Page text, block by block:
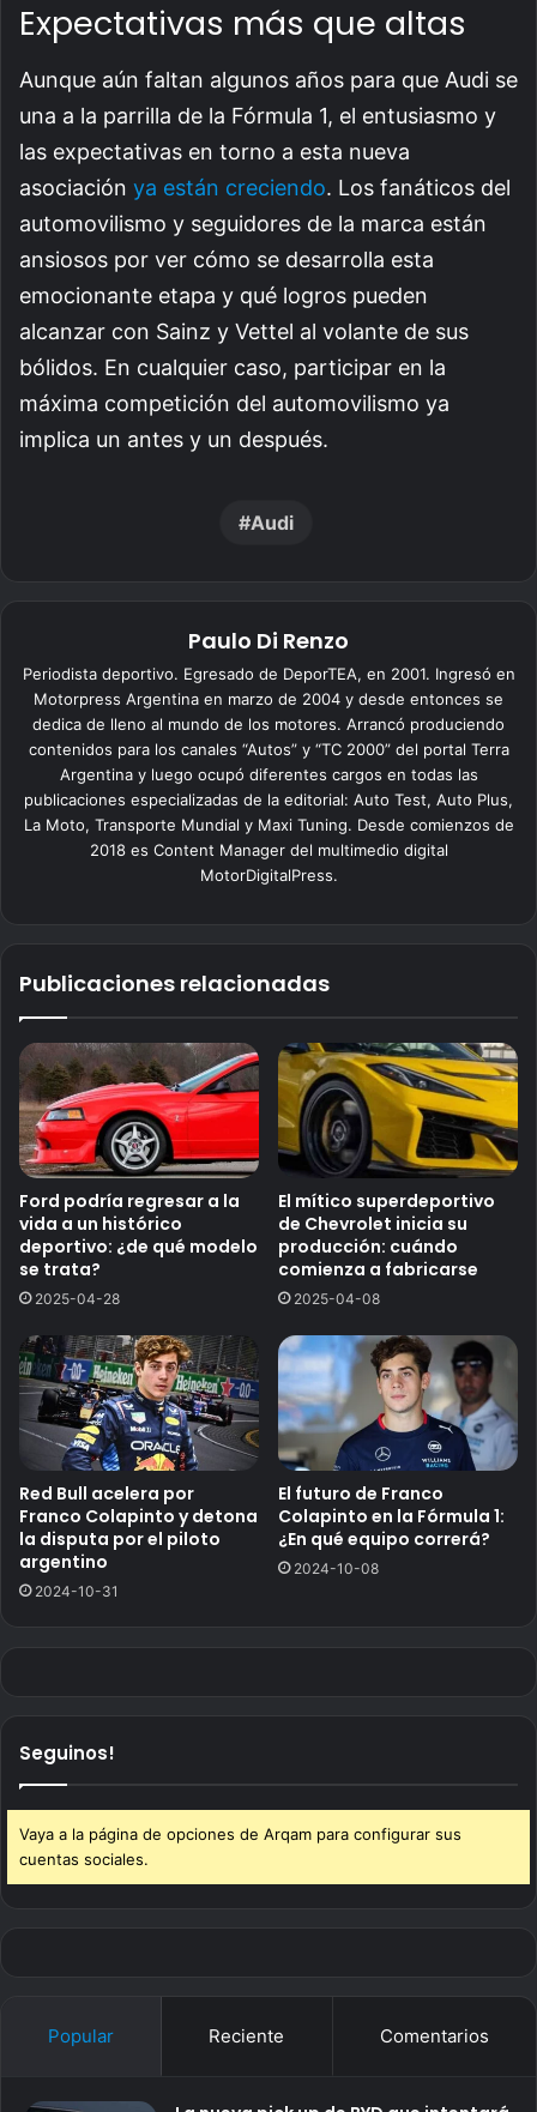
Expectativas más que altas
Aunque aún faltan algunos años para que Audi se
una a la parrilla de la Fórmula 1, el entusiasmo y
las expectativas en torno a esta nueva
asociación ya están creciendo. Los fanáticos del
automovilismo y seguidores de la marca están
ansiosos por ver cómo se desarrolla esta
emocionante etapa y qué logros pueden
alcanzar con Sainz y Vettel al volante de sus
bólidos. En cualquier caso, participar en la
máxima competición del automovilismo ya
implica un antes y un después.
Audi
Paulo Di Renzo
Periodista deportivo. Egresado de DeporTEA, en 2001. Ingresó en
Motorpress Argentina en marzo de 2004 y desde entonces se
dedica de lleno al mundo de los motores. Arrancó produciendo
contenidos para los canales “Autos” y “TC 2000” del portal Terra
Argentina y luego ocupó diferentes cargos en todas las
publicaciones especializadas de la editorial: Auto Test, Auto Plus,
La Moto, Transporte Mundial y Maxi Tuning. Desde comienzos de
2018 es Content Manager del multimedio digital
MotorDigitalPress.
Publicaciones relacionadas
Ford podría regresar a la
vida a un histórico
deportivo: ¿de qué modelo
se trata?
2025-04-28
El mítico superdeportivo
de Chevrolet inicia su
producción: cuándo
comienza a fabricarse
2025-04-08
Red Bull acelera por
Franco Colapinto y detona
la disputa por el piloto
argentino
2024-10-31
El futuro de Franco
Colapinto en la Fórmula 1:
¿En qué equipo correrá?
2024-10-08
Seguinos!
Vaya a la página de opciones de Arqam para configurar sus
cuentas sociales.
Popular Reciente Comentarios